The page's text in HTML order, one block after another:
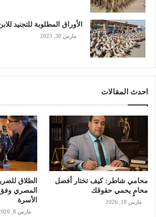
الأوراق المطلوبة للتجنيد للابن
مارس 30, 2023
احدث المقالات
محامي شاطر: كيف تختار أفضل
محامٍ يحمي حقوقك
مارس 18, 2026
الطلاق
المصري
الأسرة
مارس 8, 2026